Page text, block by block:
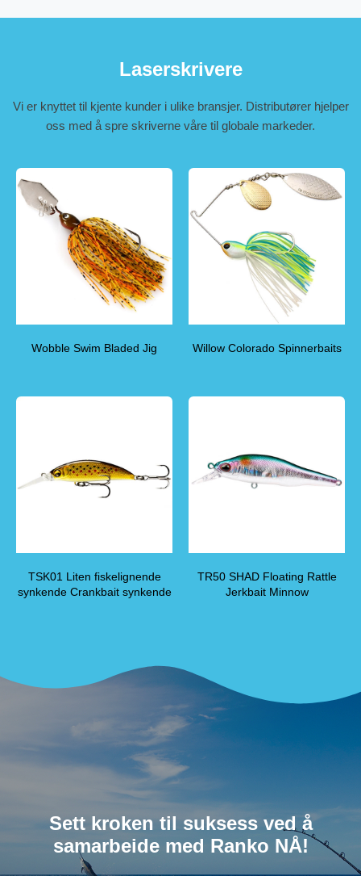
Laserskrivere
Vi er knyttet til kjente kunder i ulike bransjer. Distributører hjelper
oss med å spre skriverne våre til globale markeder.
Wobble Swim Bladed Jig Willow Colorado Spinnerbaits
TSK01 Liten fiskelignende
synkende Crankbait synkende
TR50 SHAD Floating Rattle
Jerkbait Minnow
Sett kroken til suksess ved å
samarbeide med Ranko NÅ!